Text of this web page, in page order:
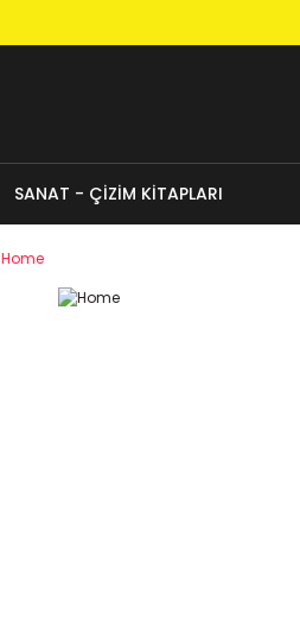
SANAT - ÇİZİM KİTAPLARI
Home